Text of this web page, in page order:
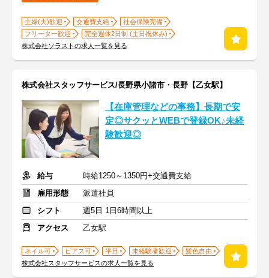
主婦(夫)歓迎 交通費支給
社会保険完備
フリーター歓迎
完全週休2日制 (土日祝休み)
株式会社ソラストの求人一覧を見る
株式会社スタッフサービス/長野県小諸市・長野【乙女駅】
【在庫管理などの事務】長期で安
定◎サクッとWEBで登録OK♪未経
験歓迎◎
給与
時給1250～1350円+交通費支給
雇用形態
派遣社員
シフト
週5日 1日6時間以上
アクセス
乙女駅
ネイル可 ピアス可 平日 未経験者歓迎
髪色自由
株式会社スタッフサービスの求人一覧を見る